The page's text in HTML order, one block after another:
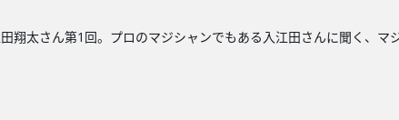
翔太さん第1回。プロのマジシャンでもある入江田さんに聞く、マ